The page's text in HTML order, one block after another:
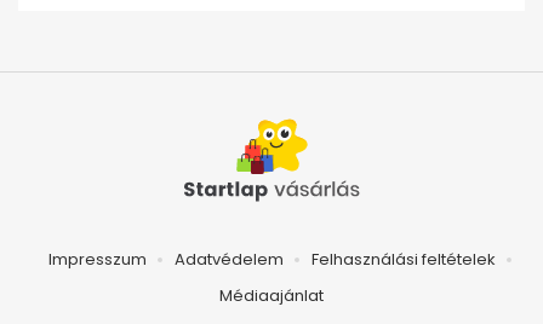
Impresszum Adatvédelem
Felhasználási feltételek
Médiaajánlat